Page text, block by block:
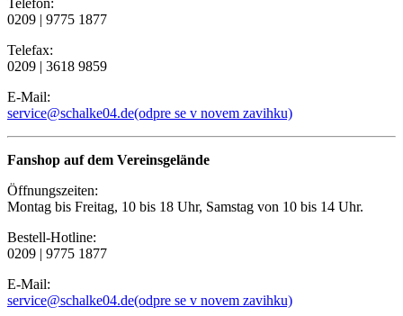
0209 | 9775 1877
Telefax:
0209 | 3618 9859
E-Mail:
service@schalke04.de(odpre se v novem zavihku)
Fanshop auf dem Vereinsgelände
Öffnungszeiten:
Montag bis Freitag, 10 bis 18 Uhr, Samstag von 10 bis 14 Uhr.
Bestell-Hotline:
0209 | 9775 1877
E-Mail:
service@schalke04.de(odpre se v novem zavihku)